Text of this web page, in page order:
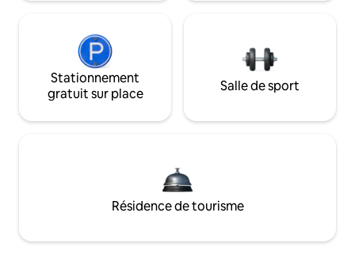
Stationnement
gratuit sur place
Salle de sport
Résidence de tourisme